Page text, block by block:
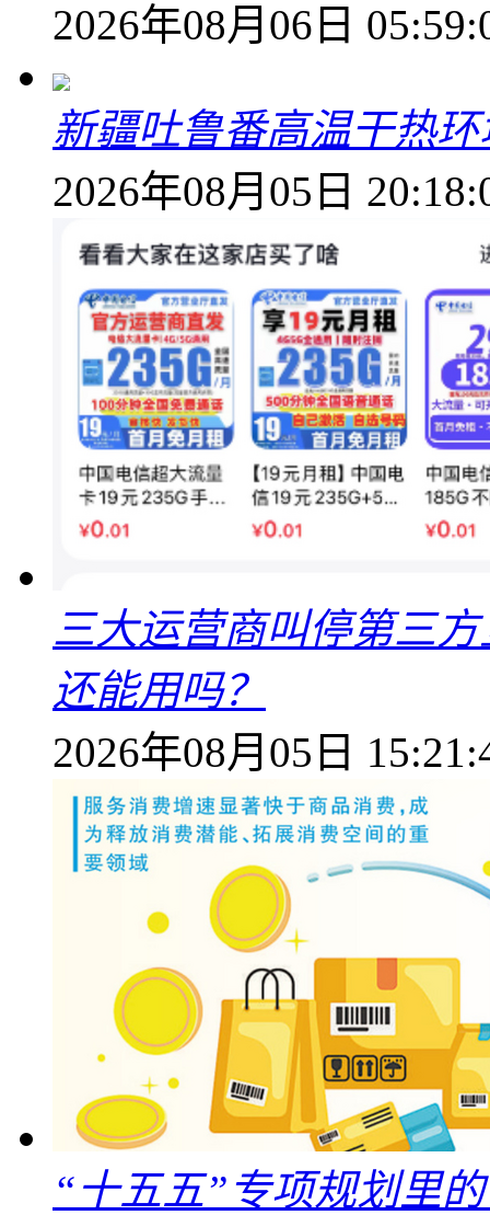
2026年08月06日
新疆吐鲁番高温干热
2026年08月05日
三大运营商叫停第三
还能用吗？
2026年08月05日
“十五五”专项规划里